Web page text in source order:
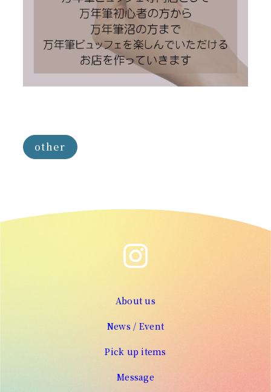
other
About us
News / Event
Pick up items
Message